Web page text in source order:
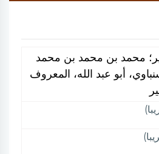
محمد بن محمد بن محمد
أبو عبد الله، المعروف